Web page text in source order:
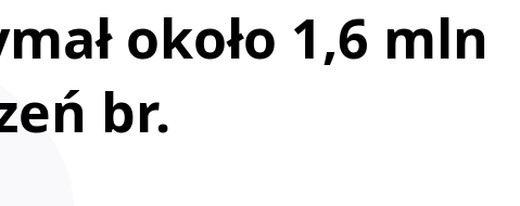
około 1,6 mln
br.